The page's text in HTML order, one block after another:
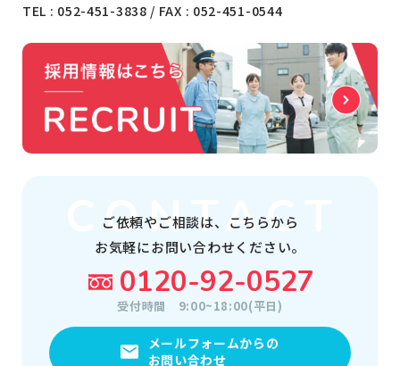
TEL : 052-451-3838 / FAX : 052-451-0544
ご依頼やご相談は、
こちらから
お気軽にお問い合わせください。
0120-92-0527
受付時間 9:00~18:00(平日)
メールフォームからの
お問い合わせ